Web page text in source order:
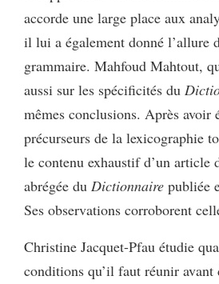
accorde une large place aux
il lui a également donné l’allure
grammaire. Mahfoud Mahtout,
aussi sur les spécificités du
mêmes conclusions. Après avoir
précurseurs de la lexicographie
le contenu exhaustif d’un article
abrégée du Dictionnaire publiée
Ses observations corroborent
Christine Jacquet-Pfau étudie
conditions qu’il faut réunir avant